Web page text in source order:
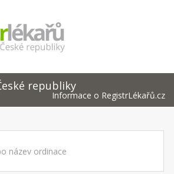
republiky
Informace o RegistrLékařů.cz